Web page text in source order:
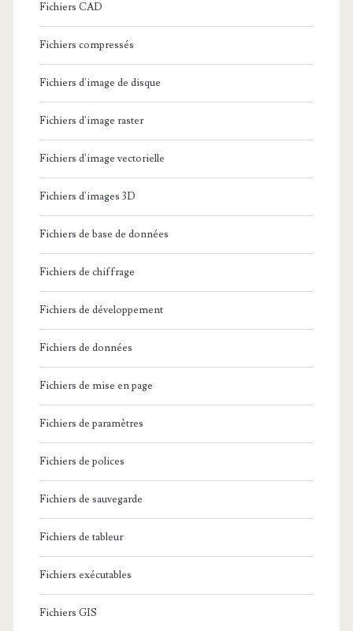
Fichiers CAD
Fichiers compressés
Fichiers d'image de disque
Fichiers d'image raster
Fichiers d'image vectorielle
Fichiers d'images 3D
Fichiers de base de données
Fichiers de chiffrage
Fichiers de développement
Fichiers de données
Fichiers de mise en page
Fichiers de paramètres
Fichiers de polices
Fichiers de sauvegarde
Fichiers de tableur
Fichiers exécutables
Fichiers GIS